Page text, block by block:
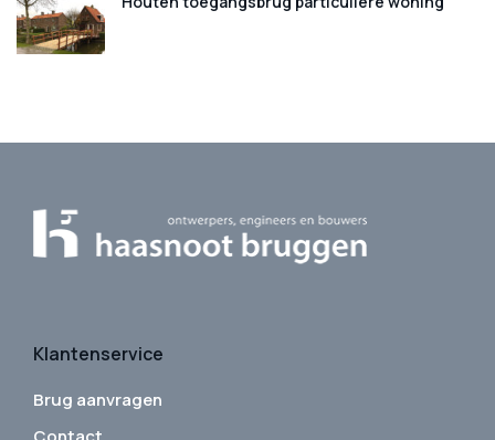
Klantenservice
Brug aanvragen